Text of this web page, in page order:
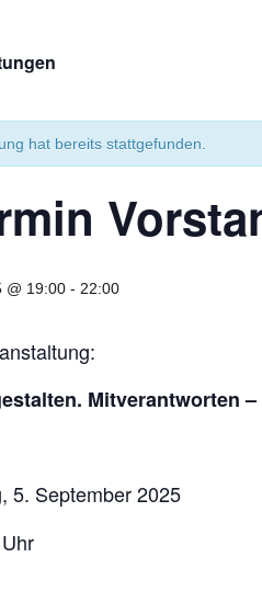
hat bereits stattgefunden.
@ 19:00 - 22:00
Mitverantworten
5. September 2025